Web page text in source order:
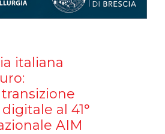
italiana
al 41°
AIM